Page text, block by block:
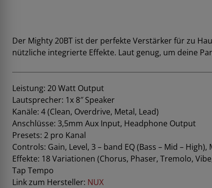
Der Mighty 20BT ist der perfekte Verstärker für zu
nützliche integrierte Effekte. Laut genug, um deine
Leistung: 20 Watt Output
Lautsprecher: 1x 8″ Speaker
Kanäle: 4 (Clean, Overdrive, Metal, Lead)
Anschlüsse: 3,5mm Aux Input, Headphone Output
Presets: 2 pro Kanal
Controls: Gain, Level, 3 – band EQ (Bass – Mid –
Effekte: 18 Variationen (Chorus, Phaser, Tremolo,
Tap Tempo
Link zum Hersteller: NUX